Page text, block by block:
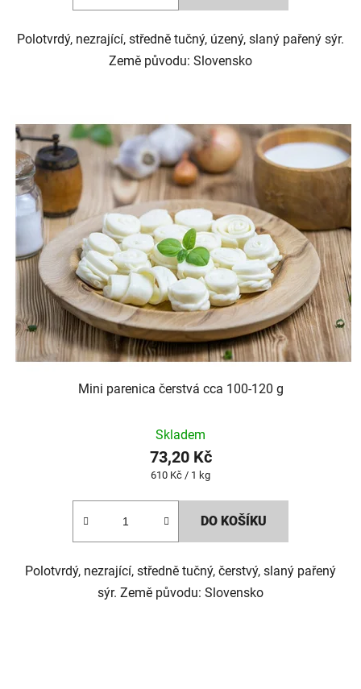
Polotvrdý, nezrající, středně tučný, úzený, slaný pařený sýr.
Země původu: Slovensko
Mini parenica čerstvá cca 100-120 g
Skladem
73,20 Kč
Měrná
610 Kč / 1 kg
DO KOŠÍKU
Polotvrdý, nezrající, středně tučný, čerstvý, slaný pařený
sýr. Země původu: Slovensko